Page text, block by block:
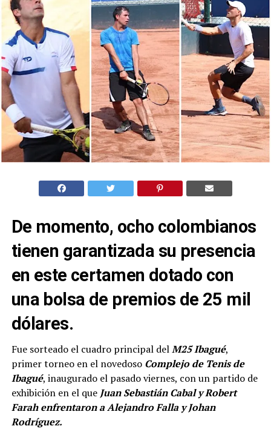
De momento, ocho colombianos
tienen garantizada su presencia
en este certamen dotado con
una bolsa de premios de 25 mil
dólares.
Fue sorteado el cuadro principal delM25 Ibagué,
primer torneo en el novedoso Complejo de Tenis de
Ibagué, inaugurado el pasado viernes, con un partido de
exhibición en el queJuan Sebastián Cabal y Robert
Farah enfrentaron a Alejandro Falla y Johan
Rodríguez.